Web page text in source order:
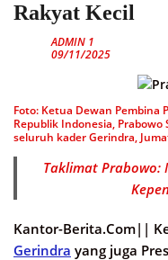
Rakyat Kecil
ADMIN 1
09/11/2025
Foto: Ketua Dewan Pembina
Republik Indonesia,
seluruh kader Gerindra,
Taklimat Prabowo:
Kantor-Berita.Com||
Gerindra yang juga